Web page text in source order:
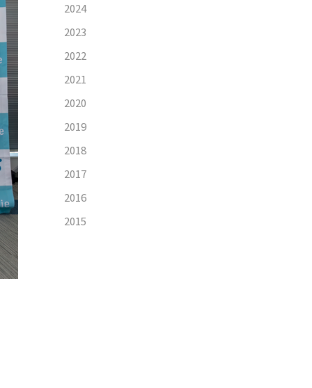
2024
2023
2022
2021
2020
2019
2018
2017
2016
2015